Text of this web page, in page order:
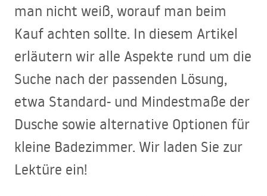
man nicht weiß, worauf man beim
Kauf achten sollte. In diesem Artikel
erläutern wir alle Aspekte rund um die
Suche nach der passenden Lösung,
etwa Standard- und Mindestmaße der
Dusche sowie alternative Optionen für
kleine Badezimmer. Wir laden Sie zur
Lektüre ein!